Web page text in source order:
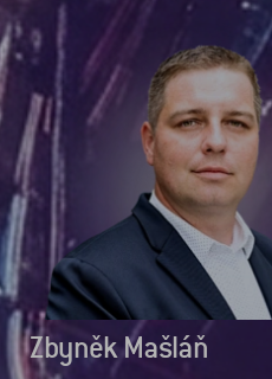
Zbyněk Mašláň